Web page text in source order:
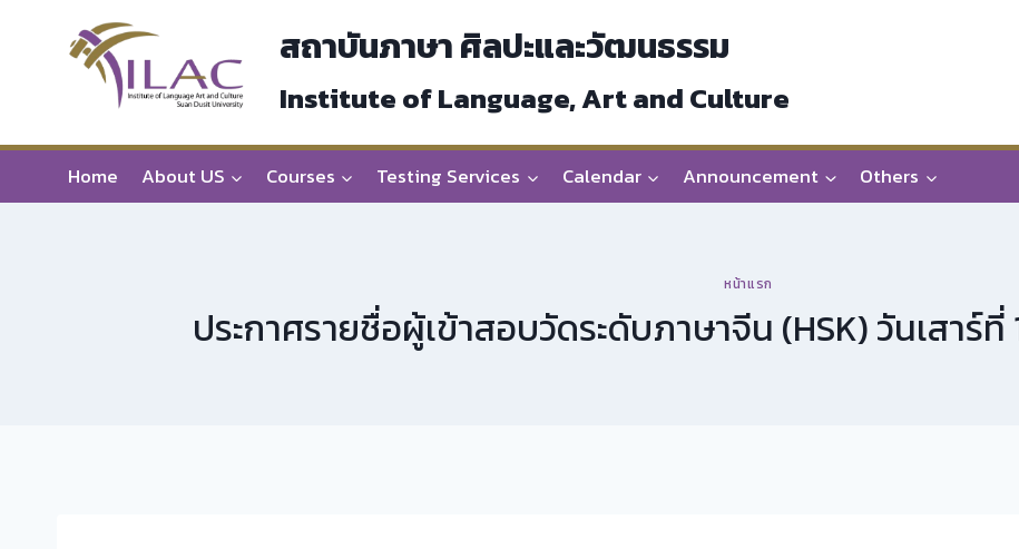
สถาบันภาษา ศิลปะและวัฒนธรรม
Institute of Language, Art and Culture
Home About US Courses Testing Services Calendar Announcement Others
หน้าแรก
ประกาศรายชื่อผู้เข้าสอบวัดระดับภาษาจีน (HSK) วันเสาร์